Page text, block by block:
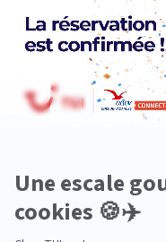
Neige
Plongée
Premium